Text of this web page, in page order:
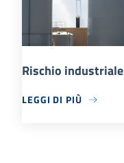
Rischio industriale
LEGGI DI PIÙ